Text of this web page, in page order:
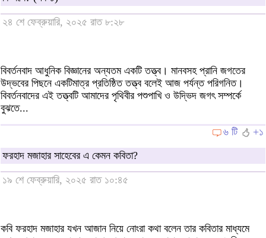
২৪ শে ফেব্রুয়ারি, ২০২৫ রাত ৮:২৮
বিবর্তনবাদ আধুনিক বিজ্ঞানের অন্যতম একটি তত্ত্ব। মানবসহ প্রানি জগতের
উদ্ভবের পিছনে একটিমাত্র প্রতিষ্ঠিত তত্ত্ব বলেই আজ পর্যন্ত পরিগনিত।
বিবর্তনবাদের এই তত্ত্বটি আমাদের পৃথিবীর পশুপাখি ও উদ্ভিদ জগৎ সম্পর্কে
বুঝতে...
৬ টি
+১
ফরহাদ মজাহার সাহেবের এ কেমন কবিতা?
১৯ শে ফেব্রুয়ারি, ২০২৫ রাত ১০:৪৫
কবি ফরহাদ মজাহার যখন আজান নিয়ে নোংরা কথা বলেন তার কবিতার মাধ্যমে